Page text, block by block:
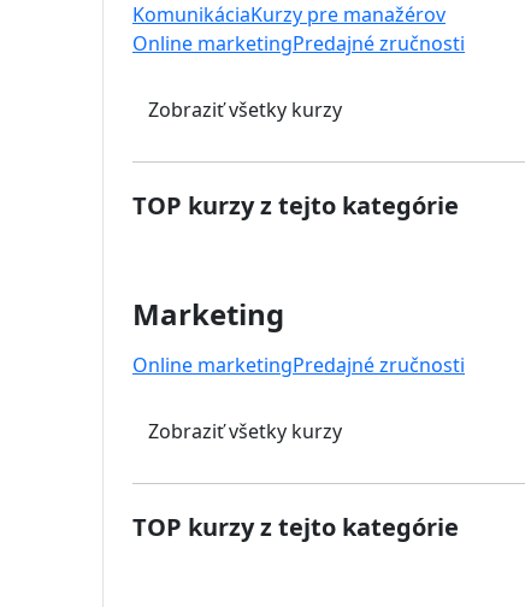
KomunikáciaKurzy pre manažérov
Online marketingPredajné zručnosti
Zobraziť všetky kurzy
TOP kurzy z tejto kategórie
Marketing
Online marketingPredajné zručnosti
Zobraziť všetky kurzy
TOP kurzy z tejto kategórie